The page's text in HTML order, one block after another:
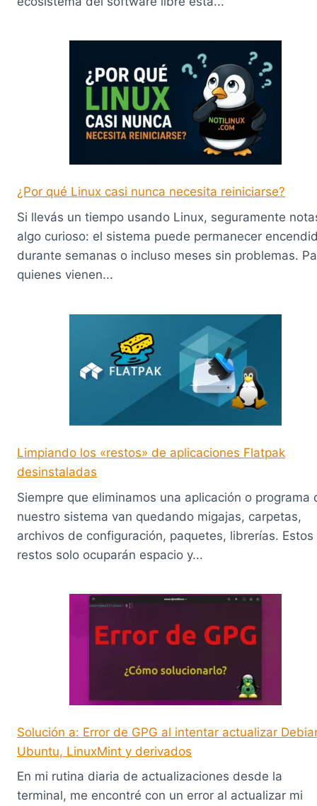
¿Por qué Linux casi nunca necesita reiniciarse?
Si llevás un tiempo usando Linux, seguramente
algo curioso: el sistema puede permanecer
durante semanas o incluso meses sin problemas.
quienes vienen...
Limpiando los «restos» de aplicaciones Flatpak
desinstaladas
Siempre que eliminamos una aplicación o programa
nuestro sistema van quedando migajas, carpetas,
archivos de configuración, paquetes, librerías. Estos
restos solo ocuparán espacio y...
Solución a: Error de GPG al intentar actualizar
Ubuntu, LinuxMint y derivados
En mi rutina diaria de actualizaciones desde la
terminal, me encontré con un error al actualizar mi